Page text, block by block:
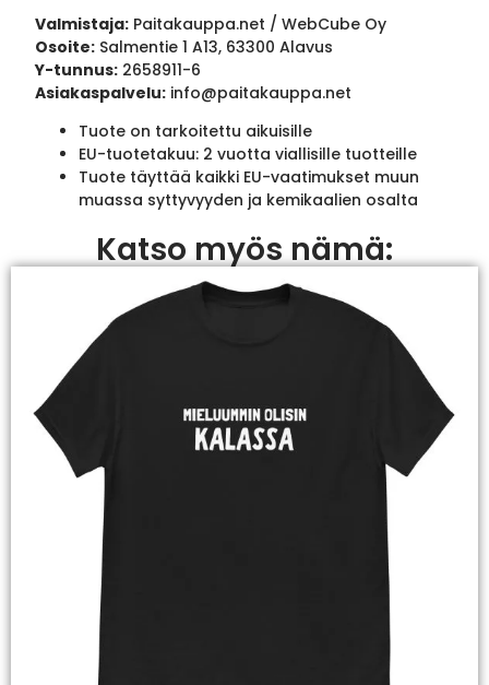
Valmistaja: Paitakauppa.net / WebCube Oy
Osoite: Salmentie 1 A13, 63300 Alavus
Y-tunnus: 2658911-6
Asiakaspalvelu: info@paitakauppa.net
Tuote on tarkoitettu aikuisille
EU-tuotetakuu: 2 vuotta viallisille tuotteille
Tuote täyttää kaikki EU-vaatimukset muun
muassa syttyvyyden ja kemikaalien osalta
Katso myös nämä: